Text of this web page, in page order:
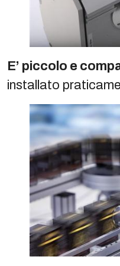
E’ piccolo e
installato